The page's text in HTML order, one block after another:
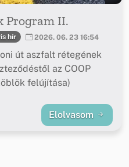
Program II.
hír 2026. 06. 23 16:54
út aszfalt rétegének
az COOP
felújítása)
Elolvasom